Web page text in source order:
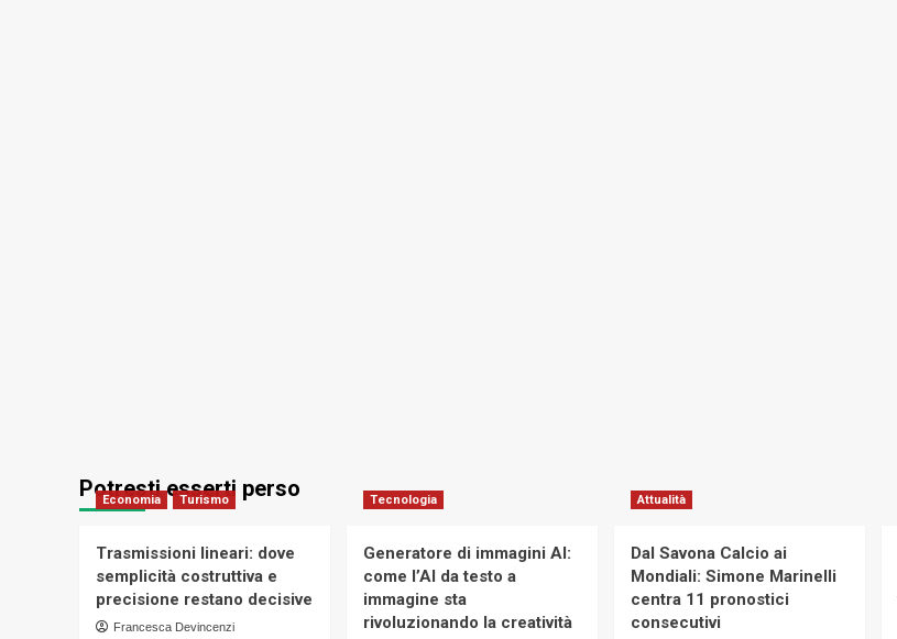
Potresti esserti perso
Economia Turismo
Trasmissioni lineari: dove
semplicità costruttiva e
precisione restano decisive
Francesca Devincenzi
Tecnologia
Generatore di immagini AI:
come l’AI da testo a
immagine sta
rivoluzionando la creatività
Attualità
Dal Savona Calcio ai
Mondiali: Simone Marinelli
centra 11 pronostici
consecutivi